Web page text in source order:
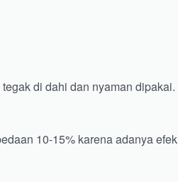
di dahi dan nyaman dipakai.
10-15% karena adanya efek